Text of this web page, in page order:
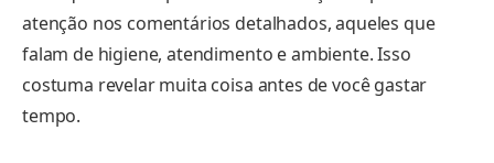
atenção nos comentários detalhados, aqueles que
falam de higiene, atendimento e ambiente. Isso
costuma revelar muita coisa antes de você gastar
tempo.